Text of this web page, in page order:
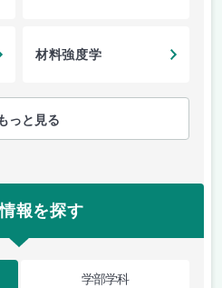
材料強度学
っと見る
報を探す
学部学科